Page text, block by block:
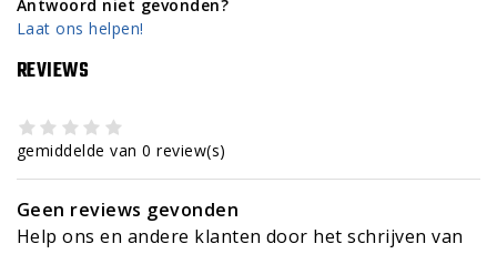
Antwoord niet gevonden?
Laat ons helpen!
REVIEWS
gemiddelde van 0 review(s)
Geen reviews gevonden
Help ons en andere klanten door het schrijven van